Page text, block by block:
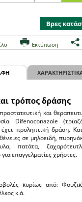
Βρες
Εκτύπωση
τρόπος δράσης
και
Difenoconazole
έχει προληπτική δράση.
σε μηλοειδή,
πατάτα,
επαγγελματίες χρήστες.
κυρίως από:
κ.ά.